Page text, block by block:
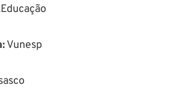
Vunesp